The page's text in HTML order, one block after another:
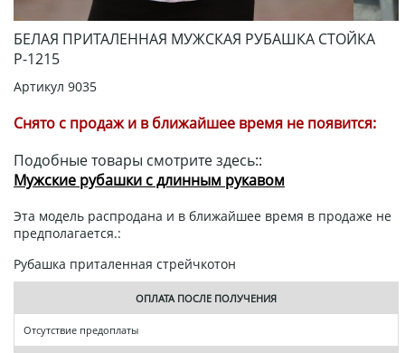
БЕЛАЯ ПРИТАЛЕННАЯ МУЖСКАЯ РУБАШКА СТОЙКА
Р-1215
Артикул 9035
Снято с продаж и в ближайшее время не появится:
Подобные товары смотрите здесь::
Мужские рубашки с длинным рукавом
Эта модель распродана и в ближайшее время в продаже не
предполагается.:
Рубашка приталенная стрейчкотон
ОПЛАТА ПОСЛЕ ПОЛУЧЕНИЯ
Отсутствие предоплаты